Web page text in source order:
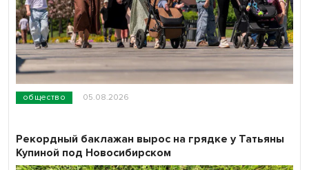
общество 05.08.2026
Рекордный баклажан вырос на грядке у Татьяны
Купиной под Новосибирском